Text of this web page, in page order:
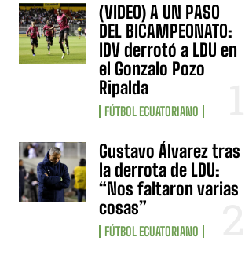
(VIDEO) A UN PASO
DEL BICAMPEONATO:
IDV derrotó a LDU en
el Gonzalo Pozo
Ripalda
FÚTBOL ECUATORIANO
Gustavo Álvarez tras
la derrota de LDU:
“Nos faltaron varias
cosas”
FÚTBOL ECUATORIANO